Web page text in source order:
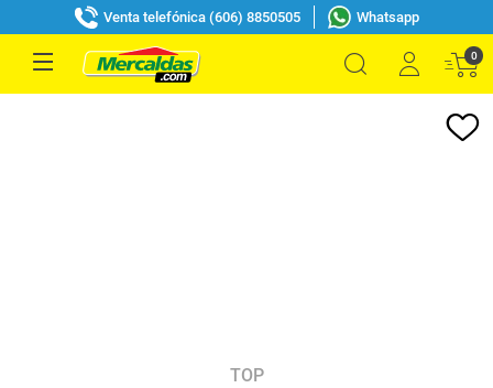
Venta telefónica (606) 8850505 Whatsapp
0
TOP